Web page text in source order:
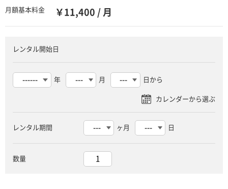
月額基本料金 ￥11,400 / 月
レンタル開始日
年 月 日から
レンタル期間 ヶ月 日
数量